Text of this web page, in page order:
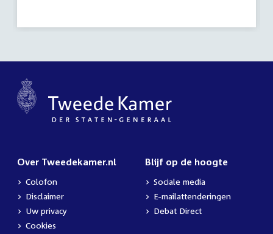
Over Tweedekamer.nl
Colofon
Disclaimer
Uw privacy
Cookies
Blijf op de hoogte
Sociale media
E-mailattenderingen
Debat Direct